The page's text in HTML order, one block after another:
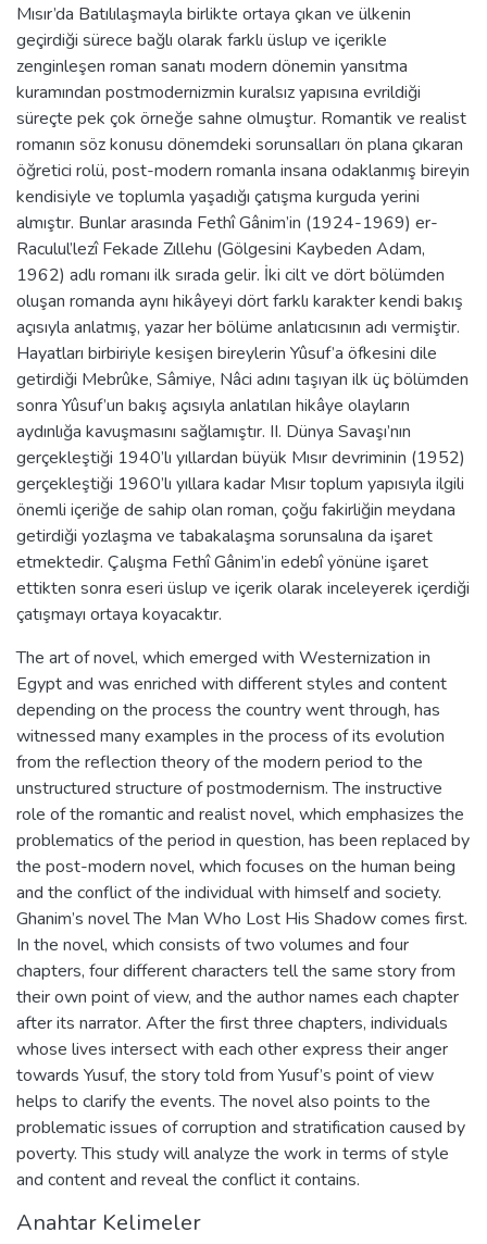
Mısır’da Batılılaşmayla birlikte ortaya çıkan ve ülkenin
geçirdiği sürece bağlı olarak farklı üslup ve içerikle
zenginleşen roman sanatı modern dönemin yansıtma
kuramından postmodernizmin kuralsız yapısına evrildiği
süreçte pek çok örneğe sahne olmuştur. Romantik ve realist
romanın söz konusu dönemdeki sorunsalları ön plana çıkaran
öğretici rolü, post-modern romanla insana odaklanmış bireyin
kendisiyle ve toplumla yaşadığı çatışma kurguda yerini
almıştır. Bunlar arasında Fethî Gânim’in (1924-1969) er-
Raculul’lezî Fekade Zıllehu (Gölgesini Kaybeden Adam,
1962) adlı romanı ilk sırada gelir. İki cilt ve dört bölümden
oluşan romanda aynı hikâyeyi dört farklı karakter kendi bakış
açısıyla anlatmış, yazar her bölüme anlatıcısının adı vermiştir.
Hayatları birbiriyle kesişen bireylerin Yûsuf’a öfkesini dile
getirdiği Mebrûke, Sâmiye, Nâci adını taşıyan ilk üç bölümden
sonra Yûsuf’un bakış açısıyla anlatılan hikâye olayların
aydınlığa kavuşmasını sağlamıştır. II. Dünya Savaşı’nın
gerçekleştiği 1940’lı yıllardan büyük Mısır devriminin (1952)
gerçekleştiği 1960’lı yıllara kadar Mısır toplum yapısıyla ilgili
önemli içeriğe de sahip olan roman, çoğu fakirliğin meydana
getirdiği yozlaşma ve tabakalaşma sorunsalına da işaret
etmektedir. Çalışma Fethî Gânim’in edebî yönüne işaret
ettikten sonra eseri üslup ve içerik olarak inceleyerek içerdiği
çatışmayı ortaya koyacaktır.
The art of novel, which emerged with Westernization in
Egypt and was enriched with different styles and content
depending on the process the country went through, has
witnessed many examples in the process of its evolution
from the reflection theory of the modern period to the
unstructured structure of postmodernism. The instructive
role of the romantic and realist novel, which emphasizes the
problematics of the period in question, has been replaced by
the post-modern novel, which focuses on the human being
and the conflict of the individual with himself and society.
Ghanim’s novel The Man Who Lost His Shadow comes first.
In the novel, which consists of two volumes and four
chapters, four different characters tell the same story from
their own point of view, and the author names each chapter
after its narrator. After the first three chapters, individuals
whose lives intersect with each other express their anger
towards Yusuf, the story told from Yusuf’s point of view
helps to clarify the events. The novel also points to the
problematic issues of corruption and stratification caused by
poverty. This study will analyze the work in terms of style
and content and reveal the conflict it contains.
Anahtar Kelimeler